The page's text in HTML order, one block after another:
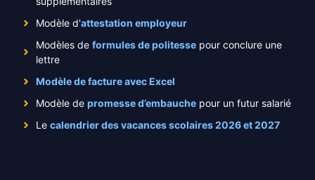
Modèle d'attestation employeur
Modèles de formules de politesse pour conclure une
lettre
Modèle de facture avec Excel
Modèle de promesse d’embauche pour un futur salarié
Le calendrier des vacances scolaires 2026 et 2027